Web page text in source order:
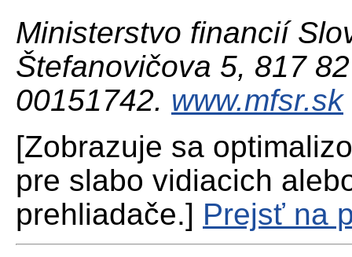
Ministerstvo financií
Štefanovičova 5, 817
00151742. www.mfsr.sk
[Zobrazuje sa
pre slabo vidiacich
prehliadače.] Prejsť na